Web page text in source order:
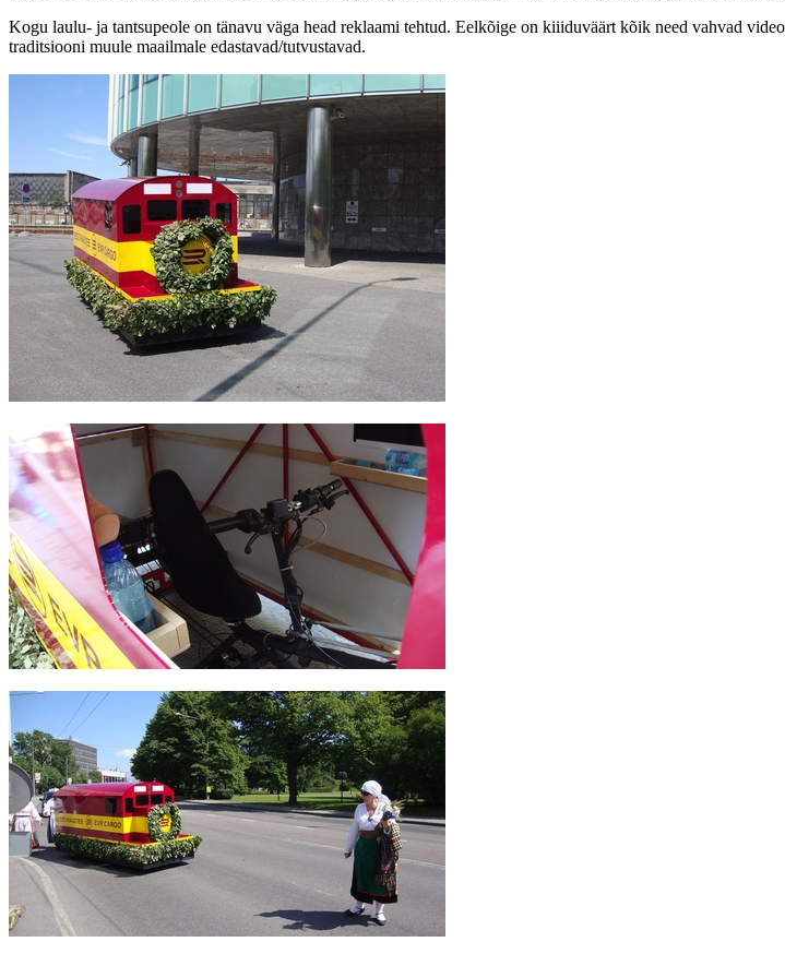
Kogu laulu- ja tantsupeole on tänavu väga head reklaami tehtud. Eelkõige on kiiiduväärt kõik need vahvad
traditsiooni muule maailmale edastavad/tutvustavad.